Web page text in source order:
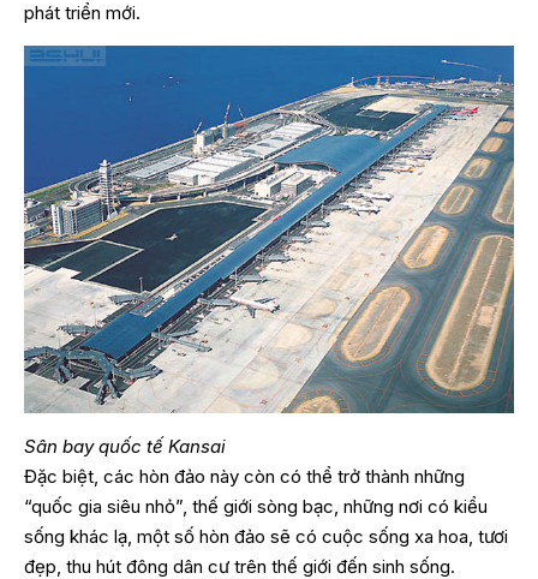
phát triển mới.
Sân bay quốc tế Kansai
Đặc biệt, các hòn đảo này còn có thể trở thành những
“quốc gia siêu nhỏ”, thế giới sòng bạc, những nơi có kiểu
sống khác lạ, một số hòn đảo sẽ có cuộc sống xa hoa, tươi
đẹp, thu hút đông dân cư trên thế giới đến sinh sống.